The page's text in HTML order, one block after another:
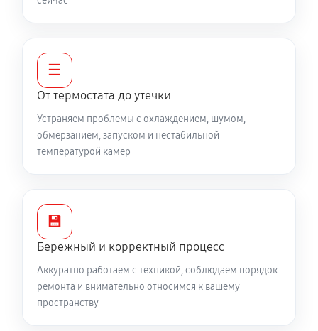
☰
От термостата до утечки
Устраняем проблемы с охлаждением, шумом,
обмерзанием, запуском и нестабильной
температурой камер
💾
Бережный и корректный процесс
Аккуратно работаем с техникой, соблюдаем порядок
ремонта и внимательно относимся к вашему
пространству